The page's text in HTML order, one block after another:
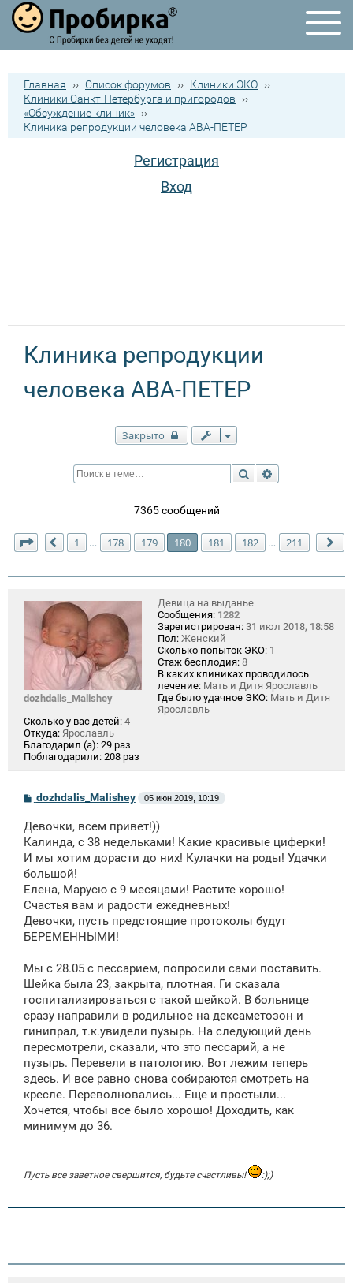
Главная ›› Список форумов ›› Клиники ЭКО ››
Клиники Санкт-Петербурга и пригородов
››
«Обсуждение клиник» ››
Клиника репродукции человека АВА-ПЕТЕР
Регистрация
Вход
Клиника репродукции
человека АВА-ПЕТЕР
Закрыто
Поиск
7365 сообщений
Страница 180 из211
Пред.
1 … 178 179 180 181 182 … 211
dozhdalis_Malishey
Девица на выданье
Сообщения: 1282
Зарегистрирован: 31 июл 2018, 18:58
Пол: Женский
Сколько попыток ЭКО: 1
Стаж бесплодия: 8
В каких клиниках проводилось
лечение: Мать и Дитя Ярославль
Где было удачное ЭКО: Мать и Дитя
Ярославль
Сколько у вас детей: 4
Откуда: Ярославль
Благодарил (а): 29 раз
Поблагодарили: 208 раз
С
б
щ
н
и
dozhdalis_Malishey 05 июн 2019, 10:19
Девочки, всем привет!))
Калинда, с 38 недельками! Какие красивые циферки!
И мы хотим дорасти до них! Кулачки на роды! Удачки
большой!
Елена, Марусю с 9 месяцами! Растите хорошо!
Счастья вам и радости ежедневных!
Девочки, пусть предстоящие протоколы будут
БЕРЕМЕННЫМИ!
Мы с 28.05 с пессарием, попросили сами поставить.
Шейка была 23, закрыта, плотная. Ги сказала
госпитализироваться с такой шейкой. В больнице
сразу направили в родильное на дексаметозон и
гинипрал, т.к.увидели пузырь. На следующий день
пересмотрели, сказали, что это пессарий, а не
пузырь. Перевели в патологию. Вот лежим теперь
здесь. И все равно снова собираются смотреть на
кресле. Переволновались... Еще и простыли...
Хочется, чтобы все было хорошо! Доходить, как
минимум до 36.
Пусть все заветное свершится, будьте счастливы! :);)